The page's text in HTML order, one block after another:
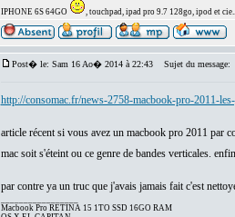
IPHONE 6S 64GO , touchpad, ipad pro 9.7 128go, ipod et
Post� le: Sam 16 Ao� 2014 à 22:43 Sujet du message:
http://consomac.fr/news-2758-macbook-pro-2011-
article récent si vous avez un macbook pro 2011 par
mac soit s'éteint ou ce genre de bandes verticales.
par contre ya un truc que j'avais jamais fait c'est
Macbook Pro RETINA 15 1TO SSD 16GO RAM